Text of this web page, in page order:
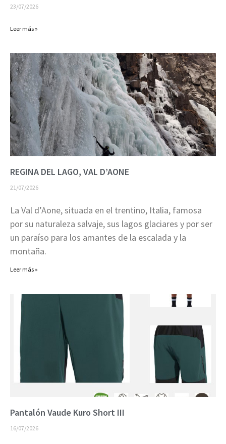
23/07/2026
Leer más »
REGINA DEL LAGO, VAL D’AONE
21/07/2026
La Val d’Aone, situada en el trentino, Italia, famosa
por su naturaleza salvaje, sus lagos glaciares y por ser
un paraíso para los amantes de la escalada y la
montaña.
Leer más »
Pantalón Vaude Kuro Short III
16/07/2026